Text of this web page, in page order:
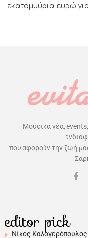
εκατομμύρια ευρώ
Μουσικά νέα,
που αφορούν την ζωή
editor pick
Νίκος